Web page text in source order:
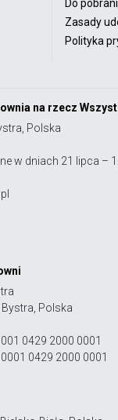
Do
Zasady
Polityka
na rzecz
Polska
w dniach 21 lipca –
Polska
0429 2000 0001
0429 2000 0001